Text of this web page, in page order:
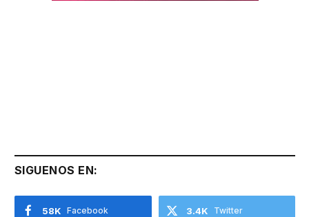
SIGUENOS EN:
Facebook
58K Twitter
3.4K